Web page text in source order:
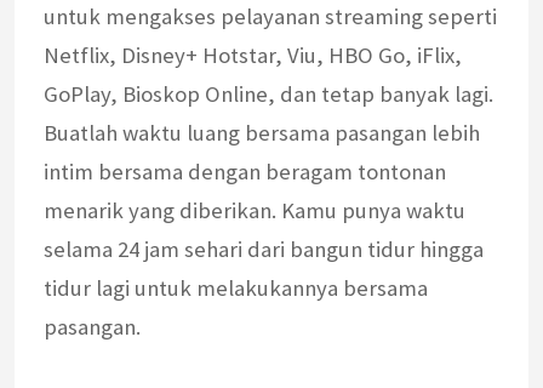
untuk mengakses pelayanan streaming seperti
Netflix, Disney+ Hotstar, Viu, HBO Go, iFlix,
GoPlay, Bioskop Online, dan tetap banyak lagi.
Buatlah waktu luang bersama pasangan lebih
intim bersama dengan beragam tontonan
menarik yang diberikan. Kamu punya waktu
selama 24 jam sehari dari bangun tidur hingga
tidur lagi untuk melakukannya bersama
pasangan.